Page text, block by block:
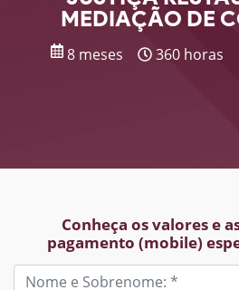
MEDIAÇÃO DE
8 meses 360 horas
Conheça os valores e
pagamento (mobile)